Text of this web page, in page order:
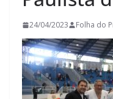
24/04/2023 Folha do